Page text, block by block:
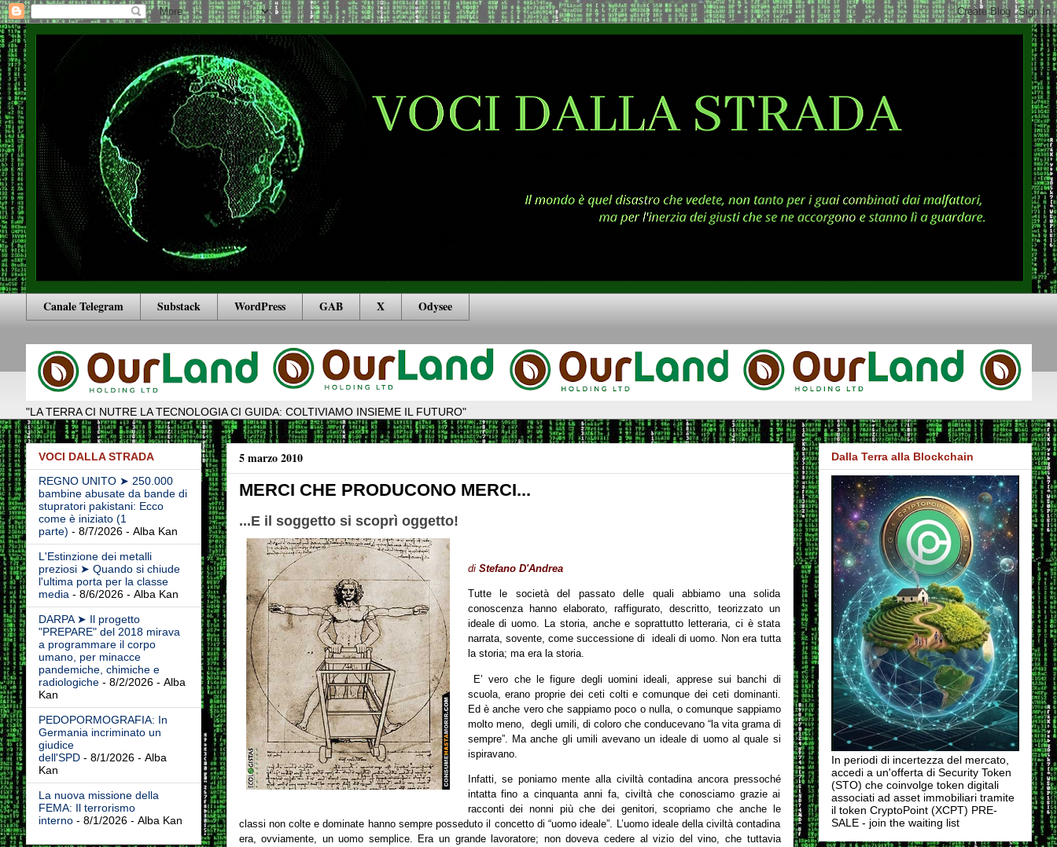
Canale Telegram Substack WordPress GAB X Odysee
"LA TERRA CI NUTRE LA TECNOLOGIA CI GUIDA: COLTIVIAMO INSIEME IL FUTURO"
5 marzo 2010
MERCI CHE PRODUCONO MERCI...
...E il soggetto si scoprì oggetto!
di Stefano D'Andrea
Tutte le società del passato delle quali abbiamo una solida
conoscenza hanno elaborato, raffigurato, descritto, teorizzato un
ideale di uomo. La storia, anche e soprattutto letteraria, ci è stata
narrata, sovente, come successione di ideali di uomo. Non era tutta
la storia; ma era la storia.
E’ vero che le figure degli uomini ideali, apprese sui banchi di
scuola, erano proprie dei ceti colti e comunque dei ceti dominanti.
Ed è anche vero che sappiamo poco o nulla, o comunque sappiamo
molto meno, degli umili, di coloro che conducevano “la vita grama di
sempre”. Ma anche gli umili avevano un ideale di uomo al quale si
ispiravano.
Infatti, se poniamo mente alla civiltà contadina ancora pressoché
intatta fino a cinquanta anni fa, civiltà che conosciamo grazie ai
racconti dei nonni più che dei genitori, scopriamo che anche le
classi non colte e dominate hanno sempre posseduto il concetto di “uomo ideale”. L’uomo ideale della civiltà contadina
era, ovviamente, un uomo semplice. Era un grande lavoratore; non doveva cedere al vizio del vino, che tuttavia
VOCI DALLA STRADA
REGNO UNITO ➤ 250.000
bambine abusate da bande di
stupratori pakistani: Ecco
come è iniziato (1
parte) - 8/7/2026- Alba Kan
L'Estinzione dei metalli
preziosi ➤ Quando si chiude
l'ultima porta per la classe
media - 8/6/2026- Alba Kan
DARPA ➤ Il progetto
"PREPARE" del 2018 mirava
a programmare il corpo
umano, per minacce
pandemiche, chimiche e
radiologiche- 8/2/2026- Alba
Kan
PEDOPORMOGRAFIA: In
Germania incriminato un
giudice
dell'SPD- 8/1/2026- Alba
Kan
La nuova missione della
FEMA: Il terrorismo
interno- 8/1/2026- Alba Kan
Dalla Terra alla Blockchain
In periodi di incertezza del mercato,
accedi a un'offerta di Security Token
(STO) che coinvolge token digitali
associati ad asset immobiliari tramite
il token CryptoPoint (XCPT) PRE-
SALE - join the waiting list